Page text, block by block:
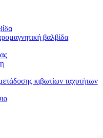
βαλβίδα
κιβωτίων ταχυτήτων